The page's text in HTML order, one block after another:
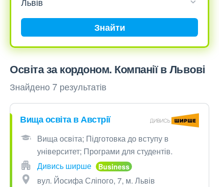
Знайти
Освіта за кордоном. Компанії в Львові
Знайдено 7 результатів
Вища освіта в Австрії
Вища освіта; Підготовка до вступу в
університет; Програми для студентів.
Дивись ширше
вул. Йосифа Сліпого, 7, м. Львів